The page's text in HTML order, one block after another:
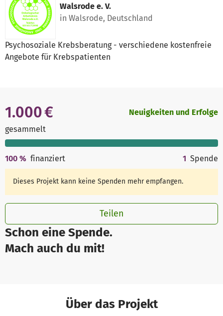
Walsrode e. V.
in Walsrode, Deutschland
Psychosoziale Krebsberatung - verschiedene kostenfreie
Angebote für Krebspatienten
Schon eine Spende.
Mach auch du mit!
1.000 €
gesammelt
Neuigkeiten und Erfolge
100 % finanziert 1 Spende
Dieses Projekt kann keine Spenden mehr empfangen.
Teilen
Über das Projekt